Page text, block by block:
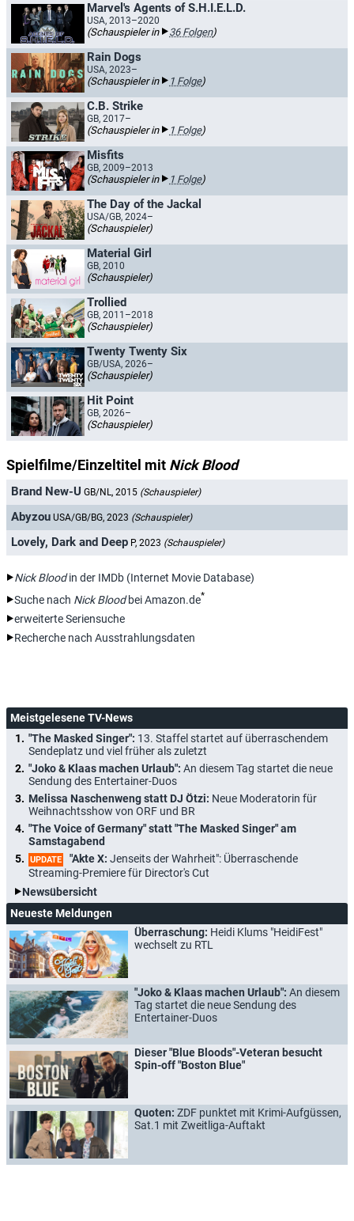
Marvel's Agents of S.H.I.E.L.D.
USA, 2013–2020
(Schauspieler in 36 Folgen)
Rain Dogs
USA, 2023–
(Schauspieler in 1 Folge)
C.B. Strike
GB, 2017–
(Schauspieler in 1 Folge)
Misfits
GB, 2009–2013
(Schauspieler in 1 Folge)
The Day of the Jackal
USA/GB, 2024–
(Schauspieler)
Material Girl
GB, 2010
(Schauspieler)
Trollied
GB, 2011–2018
(Schauspieler)
Twenty Twenty Six
GB/USA, 2026–
(Schauspieler)
Hit Point
GB, 2026–
(Schauspieler)
Spielfilme/Einzeltitel mit Nick Blood
Brand New-U GB/NL, 2015 (Schauspieler)
Abyzou USA/GB/BG, 2023 (Schauspieler)
Lovely, Dark and Deep P, 2023 (Schauspieler)
Nick Bloodin der IMDb (Internet Movie Database)
Suche nach Nick Bloodbei Amazon.de*
erweiterte Seriensuche
Recherche nach Ausstrahlungsdaten
Meistgelesene TV-News
"The Masked Singer": 13. Staffel startet auf überraschendem
Sendeplatz und viel früher als zuletzt
"Joko & Klaas machen Urlaub": An diesem Tag startet die neue
Sendung des Entertainer-Duos
Melissa Naschenweng statt DJ Ötzi: Neue Moderatorin für
Weihnachtsshow von ORF und BR
"The Voice of Germany" statt "The Masked Singer" am
Samstagabend
UPDATE "Akte X: Jenseits der Wahrheit": Überraschende
Streaming-Premiere für Director's Cut
Newsübersicht
Neueste Meldungen
Überraschung: Heidi Klums "HeidiFest"
wechselt zu RTL
"Joko & Klaas machen Urlaub": An diesem
Tag startet die neue Sendung des
Entertainer-Duos
Dieser "Blue Bloods"-Veteran besucht
Spin-off "Boston Blue"
Quoten: ZDF punktet mit Krimi-Aufgüssen,
Sat.1 mit Zweitliga-Auftakt